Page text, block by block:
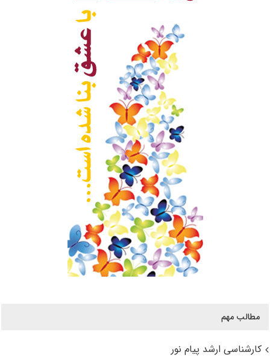
مطالب مهم
کارشناسی ارشد پیام نور